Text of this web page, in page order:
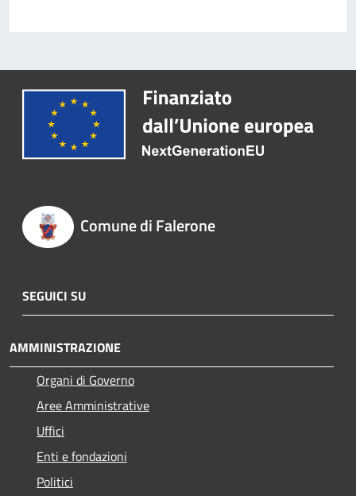
Comune di Falerone
SEGUICI SU
AMMINISTRAZIONE
Organi di Governo
Aree Amministrative
Uffici
Enti e fondazioni
Politici